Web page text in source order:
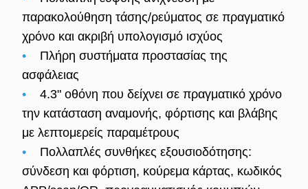
παρακολούθηση τάσης/ρεύματος σε πραγματικό
χρόνο και ακριβή υπολογισμό ισχύος
•
Πλήρη συστήματα προστασίας της
ασφάλειας
•
4.3" οθόνη που δείχνει σε πραγματικό χρόνο
την κατάσταση αναμονής, φόρτισης και βλάβης
με λεπτομερείς παραμέτρους
•
Πολλαπλές συνθήκες εξουσιοδότησης:
σύνδεση και φόρτιση, κούρεμα κάρτας, κωδικός